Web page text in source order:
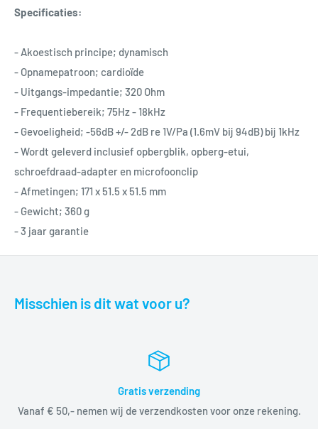
Specificaties:
- Akoestisch principe; dynamisch
- Opnamepatroon; cardioïde
- Uitgangs-impedantie; 320 Ohm
- Frequentiebereik; 75Hz - 18kHz
- Gevoeligheid; -56dB +/- 2dB re 1V/Pa (1.6mV bij 94dB) bij 1kHz
- Wordt geleverd inclusief opbergblik, opberg-etui,
schroefdraad-adapter en microfoonclip
- Afmetingen; 171 x 51.5 x 51.5 mm
- Gewicht; 360 g
- 3 jaar garantie
Misschien is dit wat voor u?
Gratis verzending
Vanaf € 50,- nemen wij de verzendkosten voor onze rekening.